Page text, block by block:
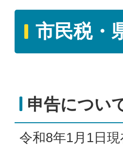
市民税・
申告につい
令和8年1月1日